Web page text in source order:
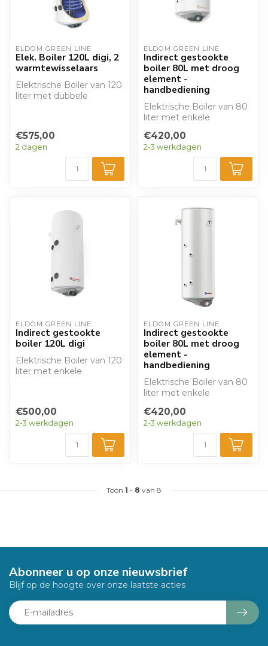
ELDOM GREEN LINE
Elek. Boiler 120L digi, 2
warmtewisselaars
Elektrische Boiler van 120
liter met dubbele
€575,00
2 dagen
ELDOM GREEN LINE
Indirect gestookte
boiler 80L met droog
element -
handbediening
Elektrische Boiler van 80
liter met enkele
(zonneboiler) en draa...
€420,00
2-3 werkdagen
ELDOM GREEN LINE
Indirect gestookte
boiler 120L digi
Elektrische Boiler van 120
liter met enkele
€500,00
2-3 werkdagen
ELDOM GREEN LINE
Indirect gestookte
boiler 80L met droog
element -
handbediening
Elektrische Boiler van 80
liter met enkele
(zonneboiler) en draa...
€420,00
2-3 werkdagen
Toon 1 - 8 van 8
Abonneer u op onze nieuwsbrief
Blijf op de hoogte over onze laatste acties